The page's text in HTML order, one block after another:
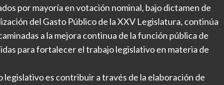
por mayoría en votación nominal, bajo dictamen de
del Gasto Público de la XXV Legislatura, continúa
a la mejora continua de la función pública de
para fortalecer el trabajo legislativo en materia de
es contribuir a través de la elaboración de